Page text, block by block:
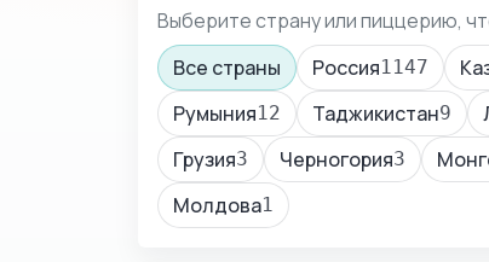
Выберите страну или пиццерию,
Все страны
Россия1147
Румыния12 Таджикистан9
Грузия3 Черногория3
Молдова1